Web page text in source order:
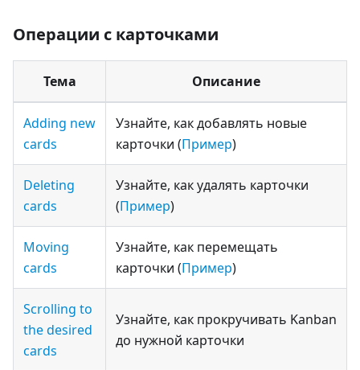
Операции с карточками
Тема Описание
Adding new
cards
Узнайте, как добавлять новые
карточки (Пример)
Deleting
cards
Узнайте, как удалять карточки
(Пример)
Moving
cards
Узнайте, как перемещать
карточки (Пример)
Scrolling to
the desired
cards
Узнайте, как прокручивать Kanban
до нужной карточки